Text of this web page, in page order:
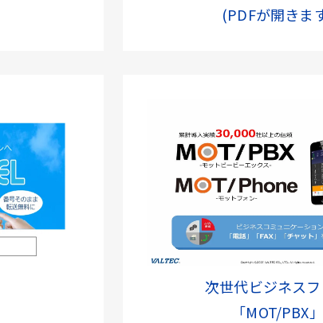
(PDFが開きま
次世代ビジネス
「MOT/PBX」